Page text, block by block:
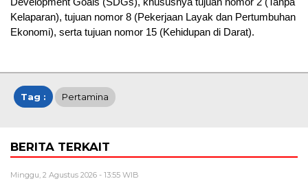
Kelaparan), tujuan nomor 8 (Pekerjaan Layak dan Pertumbuhan
Ekonomi), serta tujuan nomor 15 (Kehidupan di Darat).
Tag : Pertamina
BERITA TERKAIT
Minggu, 2 Agustus 2026 - 13:55 WIB